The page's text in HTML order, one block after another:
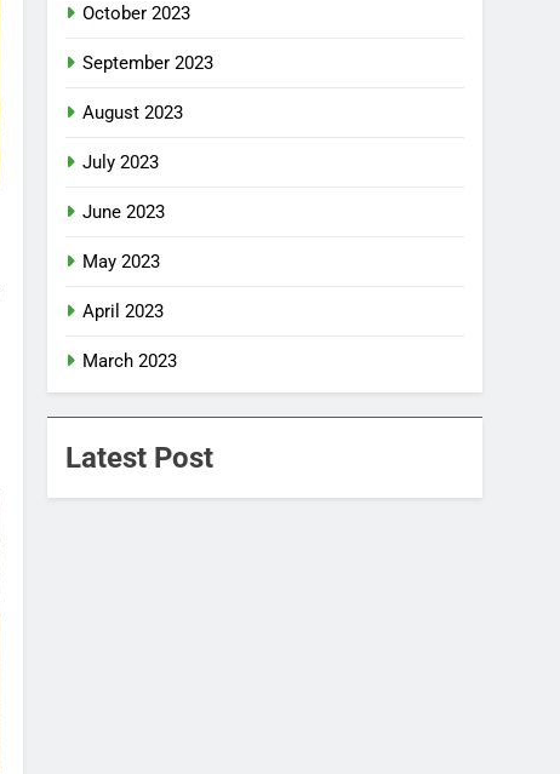
October 2023
September 2023
August 2023
July 2023
June 2023
May 2023
April 2023
March 2023
Latest Post